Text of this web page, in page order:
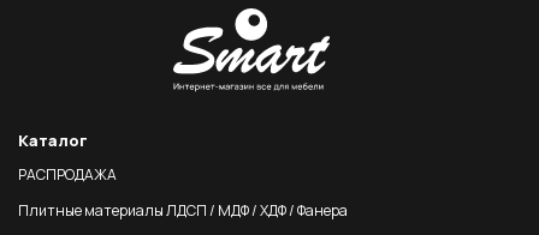
Каталог
РАСПРОДАЖА
Плитные материалы ЛДСП / МДФ / ХДФ / Фанера